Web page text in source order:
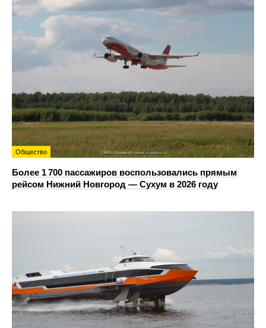
Общество
Более 1 700 пассажиров воспользовались прямым
рейсом Нижний Новгород — Сухум в 2026 году